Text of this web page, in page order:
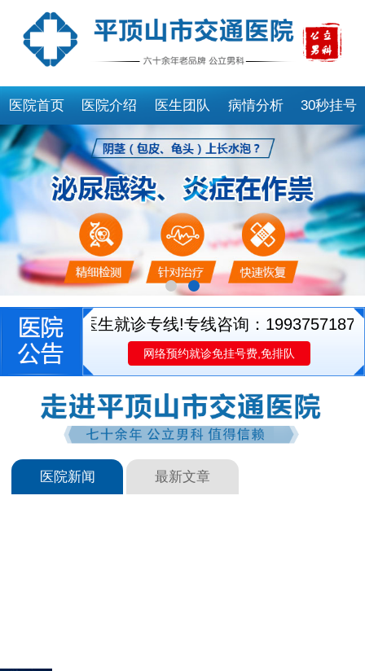
医院首页 医院介绍 医生团队 病情分析 30秒挂号
别开通医生就诊专线!专线咨询：19937571873
网络预约就诊免挂号费,免排队
医院新闻 最新文章